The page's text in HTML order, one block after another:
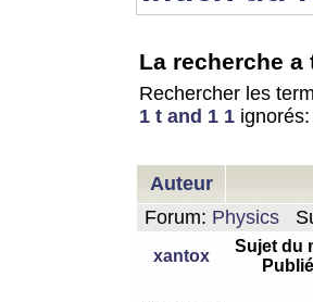
La recherche
Rechercher les
1 t and 1 1 ignorés:
Auteur
Forum: Physics
xantox
Sujet du